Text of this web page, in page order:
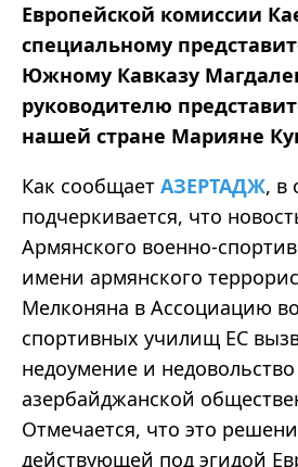
Европейской комиссии
специальному
Южному Кавказу
руководителю
нашей стране Марияне
Как сообщает АЗЕРТАДЖ, в
подчеркивается, что
Армянского военно-
имени армянского
Мелконяна в Ассоциацию
спортивных училищ ЕС
недоумение и недовольство
азербайджанской
Отмечается, что это
действующей под эгидой